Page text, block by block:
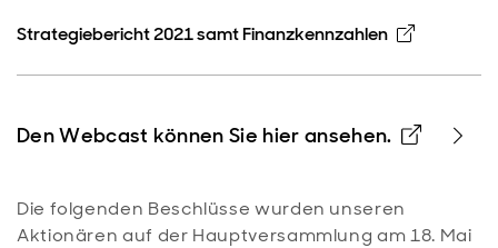
Strategiebericht 2021 samt Finanzkennzahlen Opens in
Den Webcast können Sie hier ansehen. Opens
Die folgenden Beschlüsse wurden unseren
Aktionären auf der Hauptversammlung am 18. Mai